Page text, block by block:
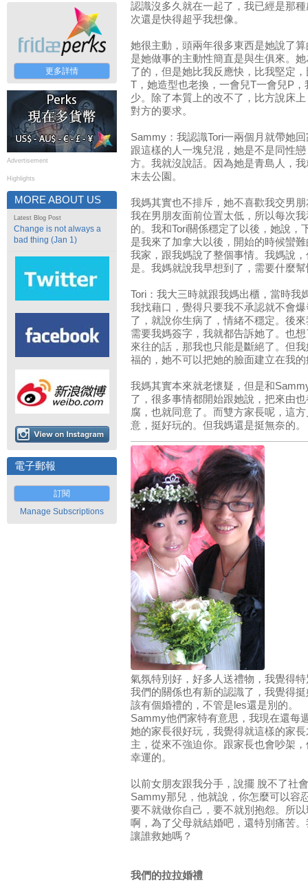
更多詳情
Advertisement
Highlights
MORE ABOUT US
Latest Blog Post
Change is not always a
bad thing (Jan 1)
電子郵報
訂閱
Manage Subscriptions
認識沒多久就在一起了，我已經是那
次還是快得超乎我想像。
她很主動，頭兩年很多東西是她說了
是她做事的主動性簡直是與生俱來。
了的，但是她比我反應快，比我堅定
T，她造型也老換，一會兒T一會兒P
少。除了本質上的改不了，比方說床
對方的要求。
Sammy：我認識Tori一兩個月就帶她
跟這樣的人一塊兒混，她是不是同性
方。我就沒說話。因為她是青島人，
末去公園。
我媽其實也不排斥，她不喜歡我交男
我在男朋友面前位置太低，所以每次
的。我和Tori關係穩定了以後，她說，
是我來了加拿大以後，開始的時候蠻
我家，跟我媽說了整個事情。我媽說
是。我媽就說我早想到了，需要什麼
Tori：我大三時就跟我媽出櫃，當時我
我找藉口，覺得只要我不承認就不會
了，就說你生病了，情緒不穩定。後
需要我媽簽字，我就都告訴她了。也
來往的話，那我也只能是斷絕了。但
福的，她不可以把她的臉面建立在我
我媽其實本來就老懷疑，但是和
了，很多事情都開始跟她說，把來由
腐，也就同意了。而雙方家長呢，這
意，挺好玩的。但我媽還是挺無奈的。
氣氛特別好，好多人送禮物，我覺得
我們的關係也有新的認識了，我覺得
該有個婚禮的，不管是les還是別的。
Sammy他們家特有意思，我現在還每
她的家長很好玩，我覺得就這樣的家
主，從來不強迫你。跟家長也會吵架
幸運的。
以前女朋友跟我分手，說擺 脫不了社
Sammy那兒，他就說，你怎麼可以容
要不就做你自己，要不就別抱怨。所
啊，為了父母就結婚吧，還特別痛苦
讓誰救她嗎？
我們的拉拉婚禮